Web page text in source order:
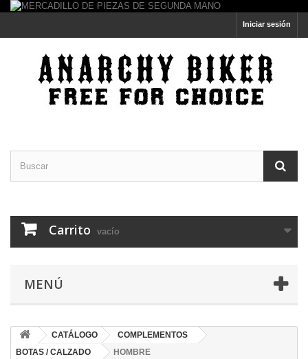
Iniciar sesión
Carrito vacío
MENÚ
CATÁLOGO
COMPLEMENTOS
BOTAS / CALZADO
HOMBRE